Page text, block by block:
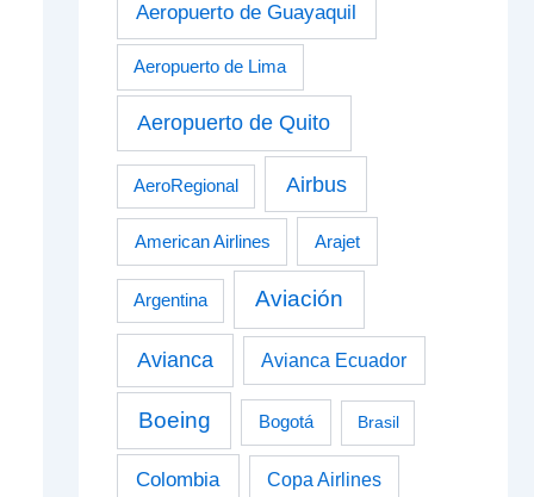
Aeropuerto de Guayaquil
Aeropuerto de Lima
Aeropuerto de Quito
AeroRegional Airbus
American Airlines Arajet
Argentina Aviación
Avianca Avianca Ecuador
Boeing Bogotá Brasil
Colombia Copa Airlines